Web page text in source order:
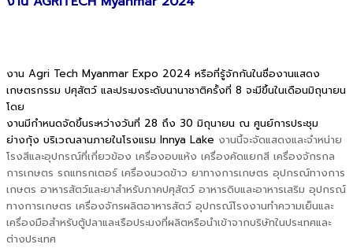
งาน Agri Tech Myanmar Expo 2024 หรือที่รู้จักกันในชื่องานแสดง
เกษตรกรรม ปศุสัตว์ และประมงระดับนานาชาติครั้งที่ 8 จะมีขึ้นในเดือนมิถุนายน
โดย
งานมีกำหนดจัดขึ้นระหว่างวันที่ 28 ถึง 30 มิถุนายน ณ ศูนย์การประชุม
ย่างกุ้ง บริเวณลานภายในโรงแรม Innya Lake งานนี้จะจัดแสดงและจำหน่าย
โรงสีและอุปกรณ์ที่เกี่ยวข้อง เครื่องอบแห้ง เครื่องคัดแยกสี เครื่องจักรกล
การเกษตร รถแทรกเตอร์ เครื่องนวดข้าว ยาทางการเกษตร อุปกรณ์ทางการ
เกษตร อาหารสัตว์และยาสำหรับภาคปศุสัตว์ อาหารดิบและอาหารเสริม อุปกรณ์
ทางการเกษตร เครื่องจักรผลิตอาหารสัตว์ อุปกรณ์โรงงานทำความเย็นและ
เครื่องมือสำหรับตู้ปลาและเรือประมงที่ผลิตหรือนำเข้าจากบริษัทในประเทศและ
ต่างประเทศ